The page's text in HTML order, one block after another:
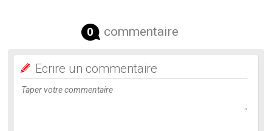
0 commentaire
Ecrire un commentaire